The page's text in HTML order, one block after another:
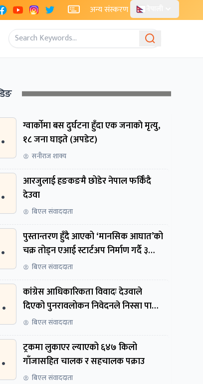
YouTubeInstagram
X अन्य संस्करण
ग्वार्काेमा बस दुर्घटना हुँदा एक जनाकाे मृत्यु,
१८ जना घाइते (अपडेट)
सनीराज शाक्य
आरजुलाई हङकङमै छोडेर नेपाल फर्किँदै
देउवा
बिएल संवाददाता
पुस्तान्तरण हुँदै आएको ‘मानसिक आघात’को
चक्र तोड्न एआई स्टार्टअप निर्माण गर्दै ३
नेपाली
बिएल संवाददाता
कांग्रेस आधिकारिकता विवादः देउवाले
दिएको पुनरावलोकन निवेदनले निस्सा पायो,
फेरि सुरुदेखि सुनुवाइ हुने
बिएल संवाददाता
ट्रकमा लुकाएर ल्याएको ६४७ किलो
गाँजासहित चालक र सहचालक पक्राउ
बिएल संवाददाता